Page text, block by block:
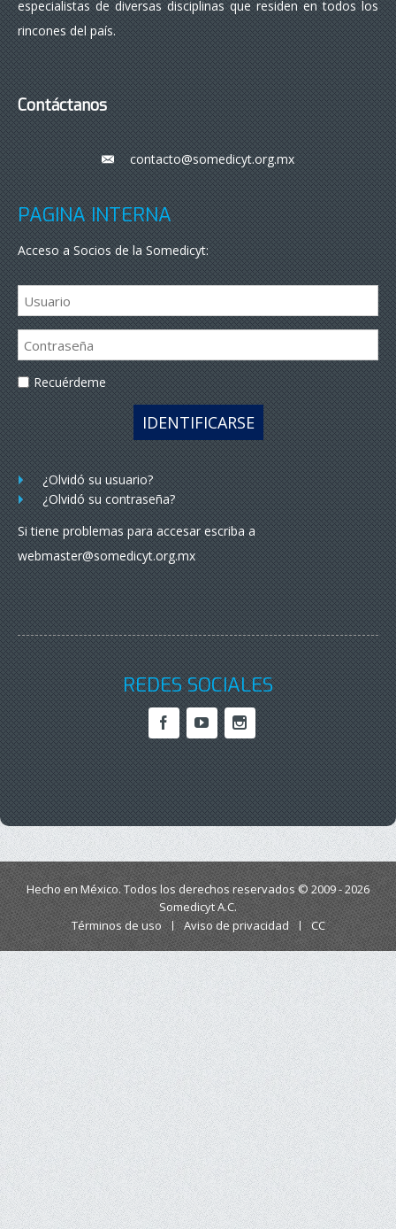
especialistas de diversas disciplinas que residen en todos los
rincones del país.
Contáctanos
___contacto@somedicyt.org.mx
PÁGINA INTERNA
Acceso a Socios de la Somedicyt:
Recuérdeme
IDENTIFICARSE
¿Olvidó su usuario?
¿Olvidó su contraseña?
Si tiene problemas para accesar escriba a
webmaster@somedicyt.org.mx
REDES SOCIALES
Hecho en México. Todos los derechos reservados © 2009 - 2026
Somedicyt A.C.
Términos de uso
Aviso de privacidad CC